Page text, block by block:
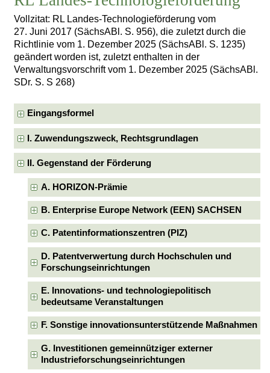
Vollzitat: RL Landes-Technologieförderung vom
27. Juni 2017 (SächsABl. S. 956), die zuletzt durch die
Richtlinie vom 1. Dezember 2025 (SächsABl. S. 1235)
geändert worden ist, zuletzt enthalten in der
Verwaltungsvorschrift vom 1. Dezember 2025 (SächsABl.
SDr. S. S 268)
Eingangsformel
I. Zuwendungszweck, Rechtsgrundlagen
II. Gegenstand der Förderung
A. HORIZON-Prämie
B. Enterprise Europe Network (EEN) SACHSEN
C. Patentinformationszentren (PIZ)
D. Patentverwertung durch Hochschulen und
Forschungseinrichtungen
E. Innovations- und technologiepolitisch
bedeutsame Veranstaltungen
F. Sonstige innovationsunterstützende Maßnahmen
G. Investitionen gemeinnütziger externer
Industrieforschungseinrichtungen